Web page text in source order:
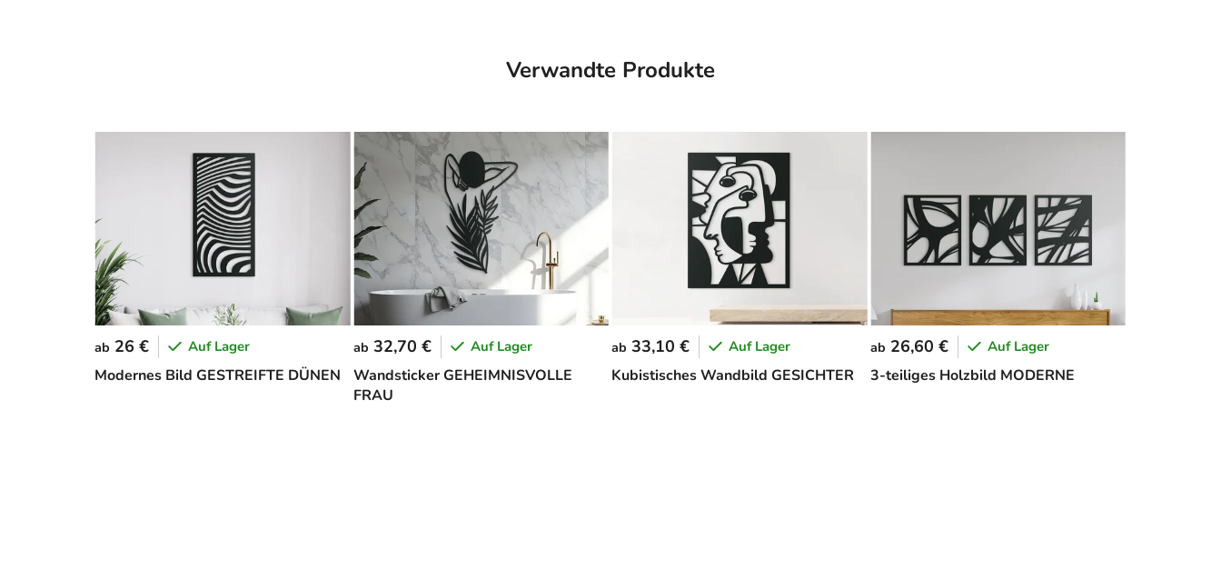
Verwandte Produkte
Modernes Bild GESTREIFTE DÜNEN
ab 26 € Auf Lager
Wandsticker GEHEIMNISVOLLE
FRAU
ab 32,70 € Auf Lager
Kubistisches Wandbild GESICHTER
ab 33,10 € Auf Lager
3-teiliges Holzbild MODERNE
ab 26,60 € Auf Lager